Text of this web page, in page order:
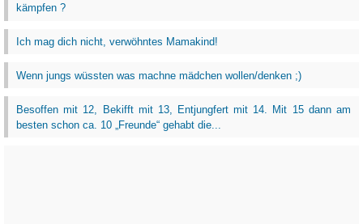
kämpfen ?
Ich mag dich nicht, verwöhntes Mamakind!
Wenn jungs wüssten was machne mädchen wollen/denken ;)
Besoffen mit 12, Bekifft mit 13, Entjungfert mit 14. Mit 15 dann am
besten schon ca. 10 „Freunde“ gehabt die...